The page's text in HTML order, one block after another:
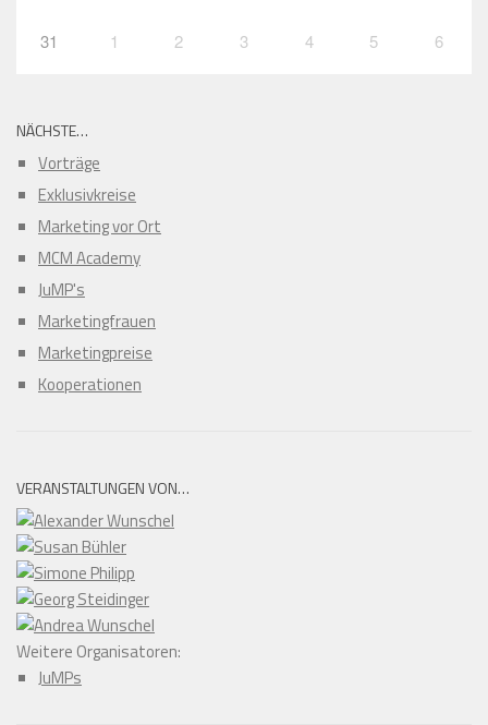
31 1 2 3 4 5 6
NÄCHSTE…
Vorträge
Exklusivkreise
Marketing vor Ort
MCM Academy
JuMP's
Marketingfrauen
Marketingpreise
Kooperationen
VERANSTALTUNGEN VON…
Weitere Organisatoren:
JuMPs